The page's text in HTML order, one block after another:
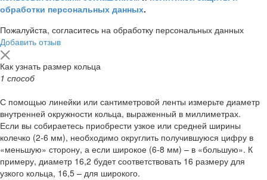
обработки персональных данных.
Пожалуйста, согласитесь на обработку персональных данных
Добавить отзыв
Как узнать размер кольца
1 способ
С помощью линейки или сантиметровой ленты измерьте диаметр
внутренней окружности кольца, выраженный в миллиметрах.
Если вы собираетесь приобрести узкое или средней ширины
колечко (2-6 мм), необходимо округлить получившуюся цифру в
«меньшую» сторону, а если широкое (6-8 мм) – в «большую». К
примеру, диаметр 16,2 будет соответствовать 16 размеру для
узкого кольца, 16,5 – для широкого.